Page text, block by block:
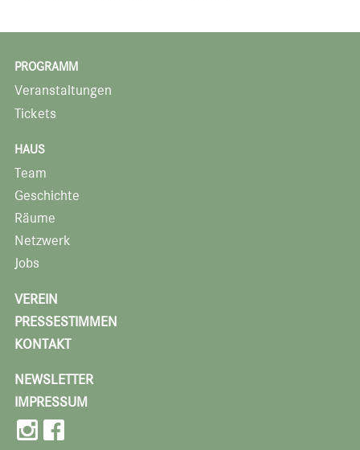
PROGRAMM
Veranstaltungen
Tickets
HAUS
Team
Geschichte
Räume
Netzwerk
Jobs
VEREIN
PRESSESTIMMEN
KONTAKT
NEWSLETTER
IMPRESSUM